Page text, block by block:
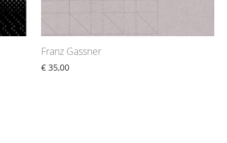
Franz Gassner
€ 35,00